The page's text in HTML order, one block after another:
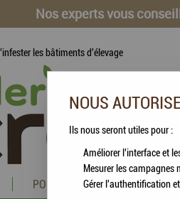
Nos experts vous
les bâtiments d'élevage
POISSONS CHEVAUX
NOUS
Ils nous seront utiles pour :
Améliorer l'interface et
Mesurer les
Gérer l'authentification